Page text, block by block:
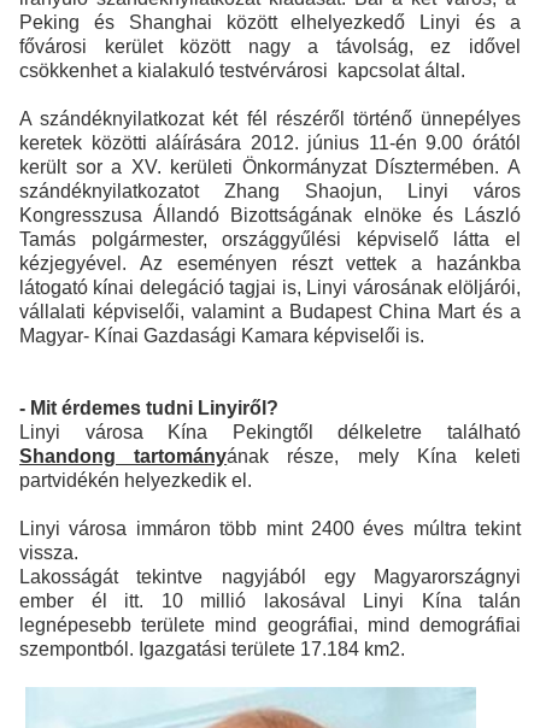
Peking és Shanghai között elhelyezkedő Linyi és a
fővárosi kerület között nagy a távolság, ez idővel
csökkenhet a kialakuló testvérvárosi kapcsolat által.
A szándéknyilatkozat két fél részéről történő ünnepélyes
keretek közötti aláírására 2012. június 11-én 9.00 órától
került sor a XV. kerületi Önkormányzat Dísztermében. A
szándéknyilatkozatot Zhang Shaojun, Linyi város
Kongresszusa Állandó Bizottságának elnöke és László
Tamás polgármester, országgyűlési képviselő látta el
kézjegyével. Az eseményen részt vettek a hazánkba
látogató kínai delegáció tagjai is, Linyi városának elöljárói,
vállalati képviselői, valamint a Budapest China Mart és a
Magyar- Kínai Gazdasági Kamara képviselői is.
- Mit érdemes tudni Linyiről?
Linyi városa Kína Pekingtől délkeletre található
Shandong tartományának része, mely Kína keleti
partvidékén helyezkedik el.
Linyi városa immáron több mint 2400 éves múltra tekint
vissza.
Lakosságát tekintve nagyjából egy Magyarországnyi
ember él itt. 10 millió lakosával Linyi Kína talán
legnépesebb területe mind geográfiai, mind demográfiai
szempontból. Igazgatási területe 17.184 km2.